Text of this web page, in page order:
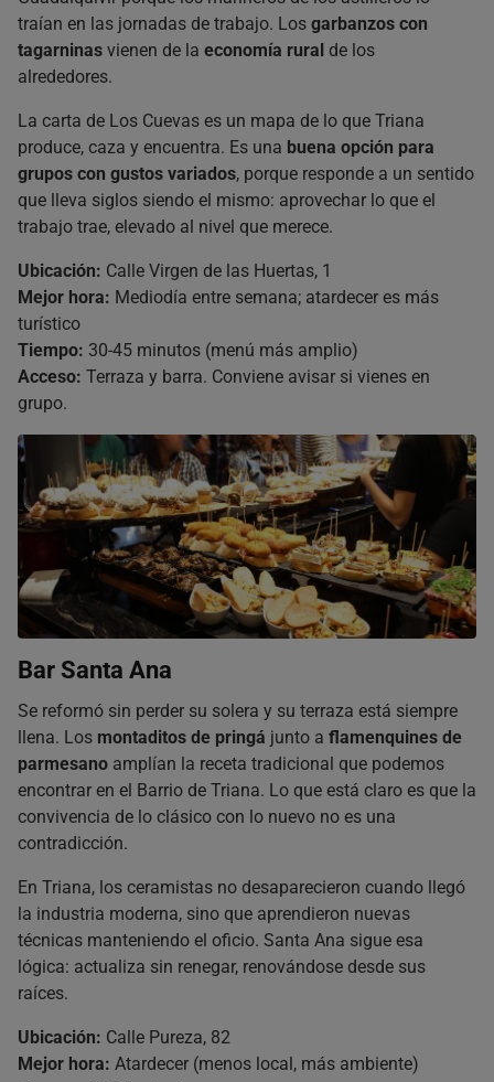
traían en las jornadas de trabajo. Los garbanzos con
tagarninas vienen de la economía rural de los
alrededores.
La carta de Los Cuevas es un mapa de lo que Triana
produce, caza y encuentra. Es una buena opción para
grupos con gustos variados, porque responde a un sentido
que lleva siglos siendo el mismo: aprovechar lo que el
trabajo trae, elevado al nivel que merece.
Ubicación: Calle Virgen de las Huertas, 1
Mejor hora: Mediodía entre semana; atardecer es más
turístico
Tiempo: 30-45 minutos (menú más amplio)
Acceso: Terraza y barra. Conviene avisar si vienes en
grupo.
Bar Santa Ana
Se reformó sin perder su solera y su terraza está siempre
llena. Los montaditos de pringá junto a flamenquines de
parmesano amplían la receta tradicional que podemos
encontrar en el Barrio de Triana. Lo que está claro es que la
convivencia de lo clásico con lo nuevo no es una
contradicción.
En Triana, los ceramistas no desaparecieron cuando llegó
la industria moderna, sino que aprendieron nuevas
técnicas manteniendo el oficio. Santa Ana sigue esa
lógica: actualiza sin renegar, renovándose desde sus
raíces.
Ubicación: Calle Pureza, 82
Mejor hora: Atardecer (menos local, más ambiente)